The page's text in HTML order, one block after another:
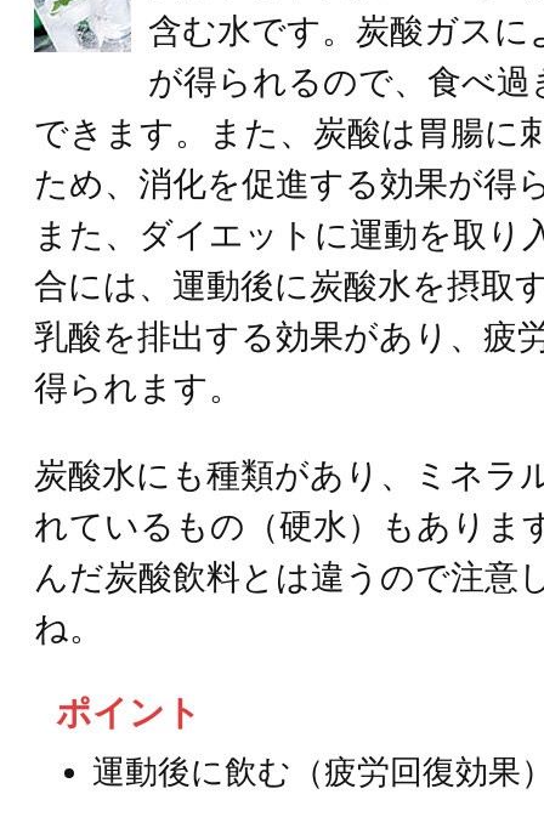
含む水です。炭酸ガスに
が得られるので、食べ過
できます。また、炭酸は胃腸に
ため、消化を促進する効果が得
また、ダイエットに運動を取り
合には、運動後に炭酸水を摂取
乳酸を排出する効果があり、疲
得られます。
炭酸水にも種類があり、ミネラ
れているもの（硬水）もありま
んだ炭酸飲料とは違うので注意
ね。
ポイント
運動後に飲む（疲労回復効果